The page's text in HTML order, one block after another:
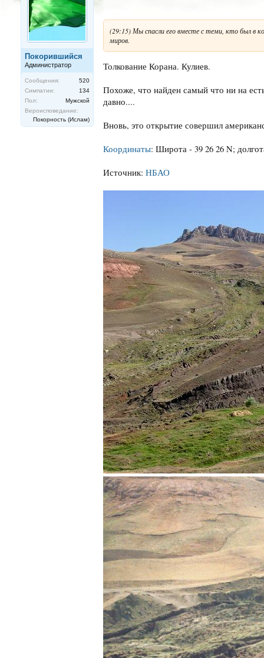
Покорившийся
Администратор
Сообщения:
520
Симпатии:
134
Пол:
Мужской
Вероисповедание:
Покорность (Ислам)
(29:15) Мы спасли его вместе с теми, кто был в
миров.
Толкование Корана. Кулиев.
Похоже, что найден самый что ни на
давно....
Вновь, это открытие совершил
Координаты: Широта - 39 26 26 N;
Источник: НБАО